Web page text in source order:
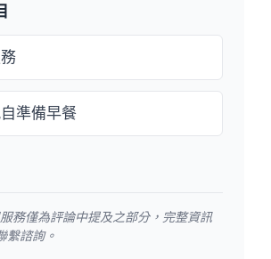
準備早餐
務僅為評論中提及之部分，完整資訊
繫諮詢。